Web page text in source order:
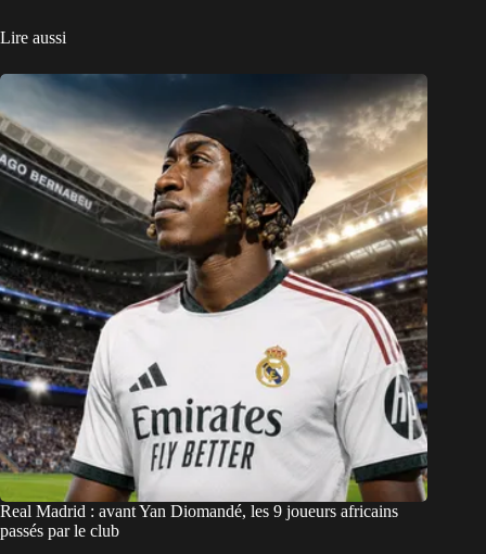
Lire aussi
Real Madrid : avant Yan Diomandé, les 9 joueurs africains
passés par le club